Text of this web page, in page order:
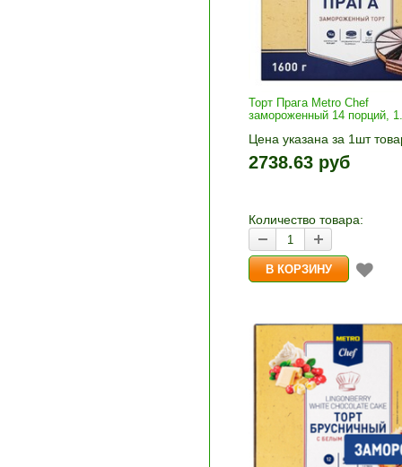
Торт Прага Metro Chef
замороженный 14 порций,
Цена указана за 1шт
1шт прибавляется
и «-». Выберите нужное
2738.63 руб
Количество товара: